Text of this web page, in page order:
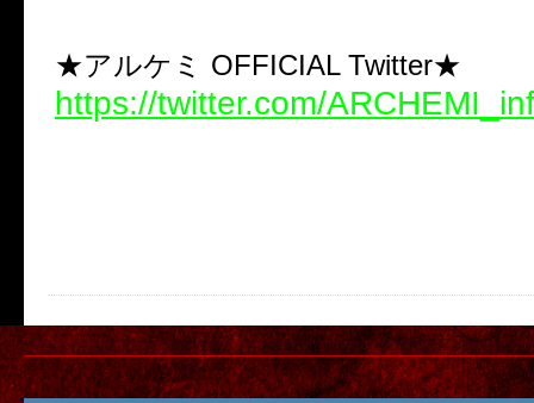
★アルケミ OFFICIAL Twitter★
https://twitter.com/